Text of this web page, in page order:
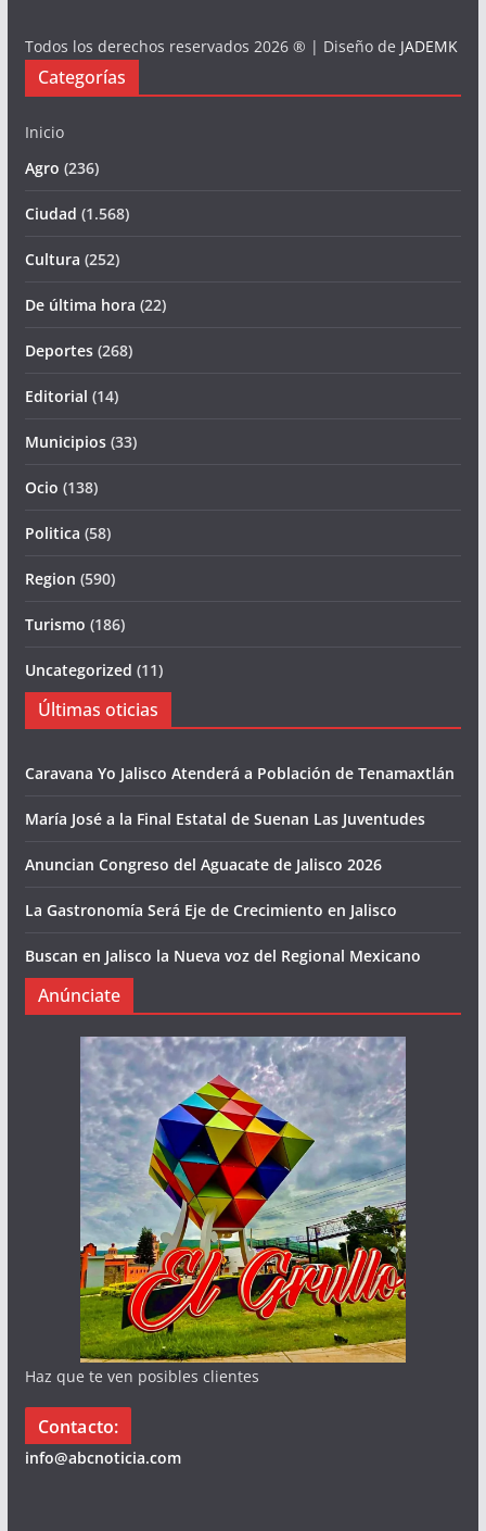
Todos los derechos reservados 2026 ® | Diseño de JADEMK
Categorías
Inicio
Agro (236)
Ciudad (1.568)
Cultura (252)
De última hora (22)
Deportes(268)
Editorial (14)
Municipios(33)
Ocio (138)
Politica (58)
Region (590)
Turismo (186)
Uncategorized (11)
Últimas oticias
Caravana Yo Jalisco Atenderá a Población de Tenamaxtlán
María José a la Final Estatal de Suenan Las Juventudes
Anuncian Congreso del Aguacate de Jalisco 2026
La Gastronomía Será Eje de Crecimiento en Jalisco
Buscan en Jalisco la Nueva voz del Regional Mexicano
Anúnciate
Haz que te ven posibles clientes
Contacto:
info@abcnoticia.com